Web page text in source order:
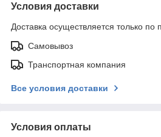
Условия доставки
Доставка осуществляется только по
Самовывоз
Транспортная компания
Все условия доставки
Условия оплаты